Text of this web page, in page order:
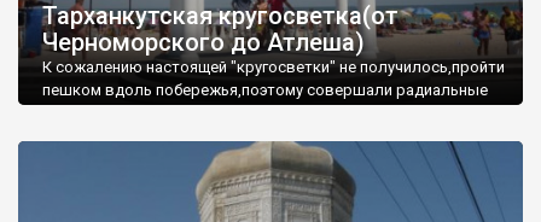
Тарханкутская кругосветка(от
Черноморского до Атлеша)
К сожалению настоящей "кругосветки" не получилось,пройти
пешком вдоль побережья,поэтому совершали радиальные